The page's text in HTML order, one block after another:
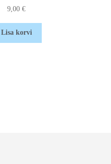
9,00€
Lisa korvi